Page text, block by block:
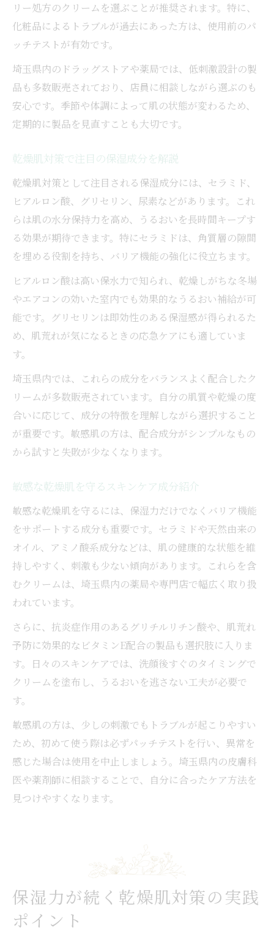
リー処方のクリームを選ぶことが推奨されます。特に、
化粧品によるトラブルが過去にあった方は、使用前のパ
ッチテストが有効です。
埼玉県内のドラッグストアや薬局では、低刺激設計の製
品も多数販売されており、店員に相談しながら選ぶのも
安心です。季節や体調によって肌の状態が変わるため、
定期的に製品を見直すことも大切です。
乾燥肌対策で注目の保湿成分を解説
乾燥肌対策として注目される保湿成分には、セラミド、
ヒアルロン酸、グリセリン、尿素などがあります。これ
らは肌の水分保持力を高め、うるおいを長時間キープす
る効果が期待できます。特にセラミドは、角質層の隙間
を埋める役割を持ち、バリア機能の強化に役立ちます。
ヒアルロン酸は高い保水力で知られ、乾燥しがちな冬場
やエアコンの効いた室内でも効果的なうるおい補給が可
能です。グリセリンは即効性のある保湿感が得られるた
め、肌荒れが気になるときの応急ケアにも適していま
す。
埼玉県内では、これらの成分をバランスよく配合したク
リームが多数販売されています。自分の肌質や乾燥の度
合いに応じて、成分の特徴を理解しながら選択すること
が重要です。敏感肌の方は、配合成分がシンプルなもの
から試すと失敗が少なくなります。
敏感な乾燥肌を守るスキンケア成分紹介
敏感な乾燥肌を守るには、保湿力だけでなくバリア機能
をサポートする成分も重要です。セラミドや天然由来の
オイル、アミノ酸系成分などは、肌の健康的な状態を維
持しやすく、刺激も少ない傾向があります。これらを含
むクリームは、埼玉県内の薬局や専門店で幅広く取り扱
われています。
さらに、抗炎症作用のあるグリチルリチン酸や、肌荒れ
予防に効果的なビタミンE配合の製品も選択肢に入りま
す。日々のスキンケアでは、洗顔後すぐのタイミングで
クリームを塗布し、うるおいを逃さない工夫が必要で
す。
敏感肌の方は、少しの刺激でもトラブルが起こりやすい
ため、初めて使う際は必ずパッチテストを行い、異常を
感じた場合は使用を中止しましょう。埼玉県内の皮膚科
医や薬剤師に相談することで、自分に合ったケア方法を
見つけやすくなります。
保湿力が続く乾燥肌対策の実践
ポイント